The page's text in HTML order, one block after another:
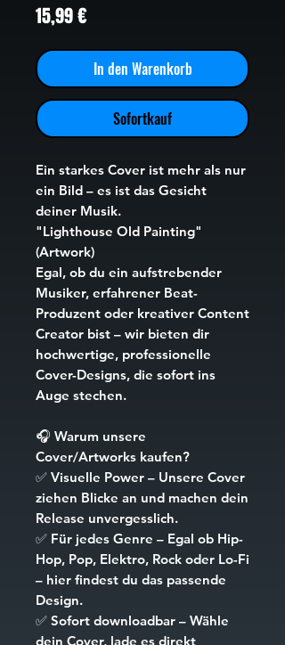
15,99 €Preis
In den Warenkorb
Sofortkauf
Ein starkes Cover ist mehr als nur
ein Bild – es ist das Gesicht
deiner Musik.
"Lighthouse Old Painting"
(Artwork)
Egal, ob du ein aufstrebender
Musiker, erfahrener Beat-
Produzent oder kreativer Content
Creator bist – wir bieten dir
hochwertige, professionelle
Cover-Designs, die sofort ins
Auge stechen.
🎧 Warum unsere
Cover/Artworks kaufen?
✅ Visuelle Power – Unsere Cover
ziehen Blicke an und machen dein
Release unvergesslich.
✅ Für jedes Genre – Egal ob Hip-
Hop, Pop, Elektro, Rock oder Lo-Fi
– hier findest du das passende
Design.
✅ Sofort downloadbar – Wähle
dein Cover, lade es direkt